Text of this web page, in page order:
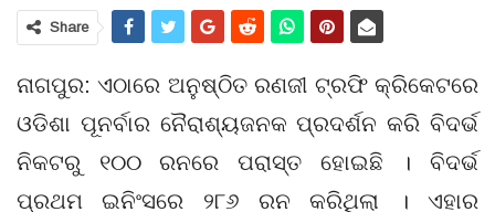
Share
ନାଗପୁର: ଏଠାରେ ଅନୁଷ୍ଠିତ ରଣଜୀ ଟ୍ରଫି କ୍ରିକେଟରେ
ଓଡିଶା ପୂନର୍ବାର ନୈରାଶ୍ୟଜନକ ପ୍ରଦର୍ଶନ କରି ବିଦର୍ଭ
ନିକଟରୁ ୧୦୦ ରନରେ ପରାସ୍ତ ହୋଇଛି । ବିଦର୍ଭ
ପ୍ରଥମ ଇନିଂସରେ ୨୮୬ ରନ କରିଥିଲା । ଏହାର